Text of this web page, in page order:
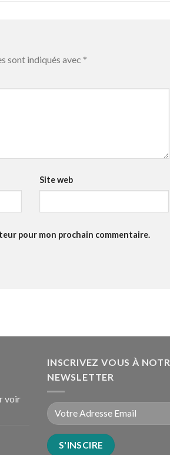
sont indiqués avec *
Site web
pour mon prochain commentaire.
voir
INSCRIVEZ VOUS À
NEWSLETTER